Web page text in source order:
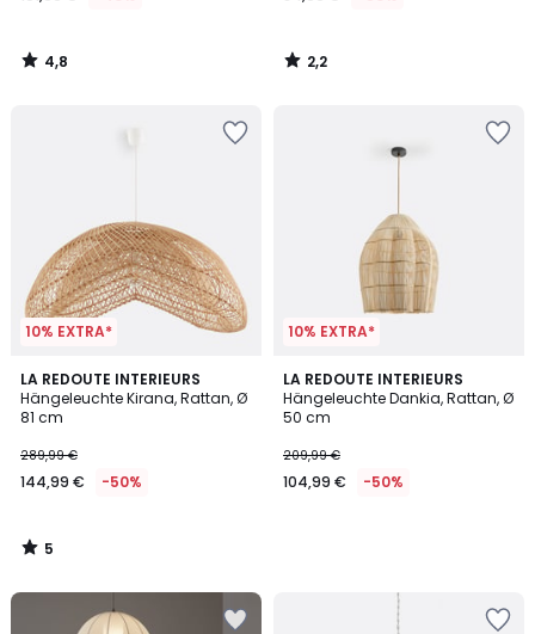
4,8
/
2,2
/
10% EXTRA*
LA REDOUTE INTERIEURS
Hängeleuchte Kirana, Rattan, Ø
81 cm
289,99 €
144,99 € -50%
5
/
5
5
/
10% EXTRA*
LA REDOUTE INTERIEURS
Hängeleuchte Dankia, Rattan, Ø
50 cm
209,99 €
104,99 € -50%